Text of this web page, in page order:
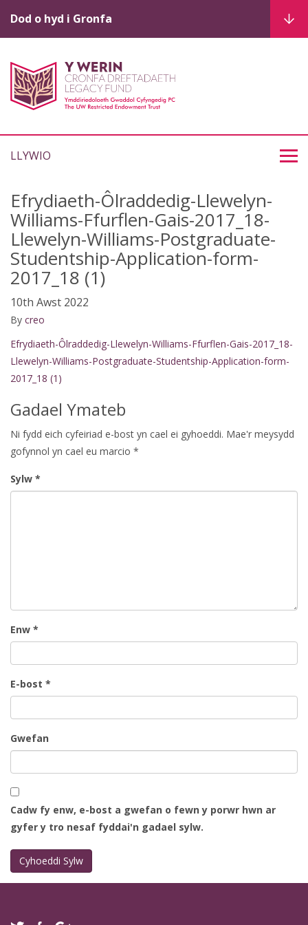
Dod o hyd i Gronfa
LLYWIO
Efrydiaeth-Ôlraddedig-Llewelyn-
Williams-Ffurflen-Gais-2017_18-
Llewelyn-Williams-Postgraduate-
Studentship-Application-form-
2017_18 (1)
10th Awst 2022
By creo
Efrydiaeth-Ôlraddedig-Llewelyn-Williams-Ffurflen-Gais-2017_18-
Llewelyn-Williams-Postgraduate-Studentship-Application-form-
2017_18 (1)
Gadael Ymateb
Ni fydd eich cyfeiriad e-bost yn cael ei gyhoeddi. Mae'r meysydd
gofynnol yn cael eu marcio *
Sylw *
Enw *
E-bost *
Gwefan
Cadw fy enw, e-bost a gwefan o fewn y porwr hwn ar
gyfer y tro nesaf fyddai'n gadael sylw.